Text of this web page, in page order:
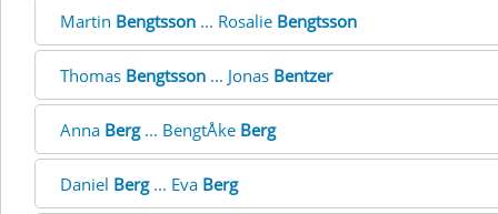
Martin Bengtsson ... Rosalie Bengtsson
Thomas Bengtsson ... Jonas Bentzer
Anna Berg... BengtÅke Berg
Daniel Berg... Eva Berg